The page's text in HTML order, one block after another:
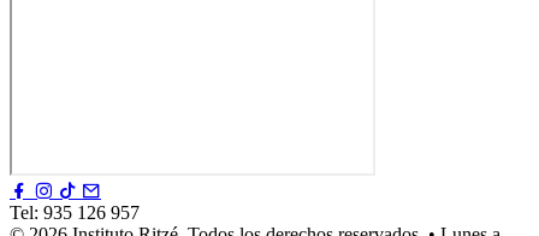
Tel: 935 126 957